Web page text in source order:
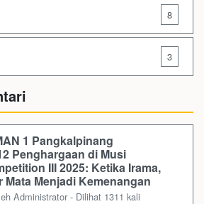
8
3
1 Pangkalpinang
Penghargaan di Musi
III 2025: Ketika Irama,
Menjadi Kemenangan
Administrator - Dilihat 1311 kali